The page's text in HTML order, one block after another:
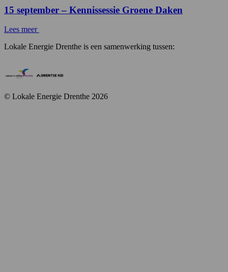
15 september – Kennissessie Groene Daken
Lees meer
Lokale Energie Drenthe is een samenwerking tussen:
© Lokale Energie Drenthe 2026